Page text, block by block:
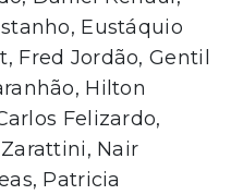
Eustáquio
Fred Jordão, Gentil
Hilton
Felizardo,
Nair
Patricia